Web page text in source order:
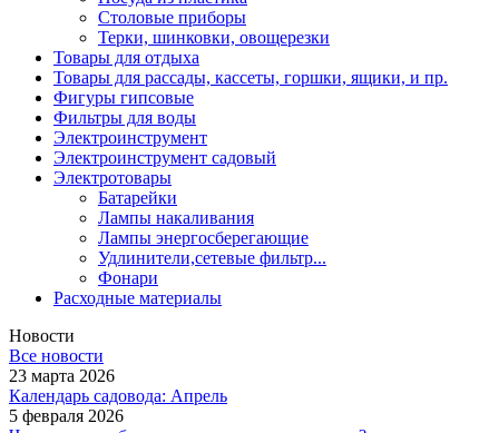
Столовые приборы
Терки, шинковки, овощерезки
Товары для отдыха
Товары для рассады, кассеты, горшки, ящики, и пр.
Фигуры гипсовые
Фильтры для воды
Электроинструмент
Электроинструмент садовый
Электротовары
Батарейки
Лампы накаливания
Лампы энергосберегающие
Удлинители,сетевые фильтр...
Фонари
Расходные материалы
Новости
Все новости
23 марта 2026
Календарь садовода: Апрель
5 февраля 2026